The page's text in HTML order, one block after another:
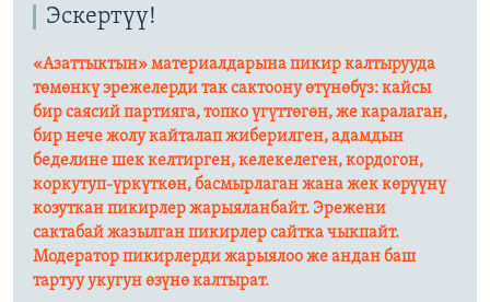
Эскертүү!
«Азаттыктын» материалдарына пикир калтырууда
төмөнкү эрежелерди так сактоону өтүнөбүз: кайсы
бир саясий партияга, топко үгүттөгөн, же каралаган,
бир нече жолу кайталап жиберилген, адамдын
беделине шек келтирген, келекелеген, кордогон,
коркутуп-үркүткөн, басмырлаган жана жек көрүүнү
козуткан пикирлер жарыяланбайт. Эрежени
сактабай жазылган пикирлер сайтка чыкпайт.
Модератор пикирлерди жарыялоо же андан баш
тартуу укугун өзүнө калтырат.​